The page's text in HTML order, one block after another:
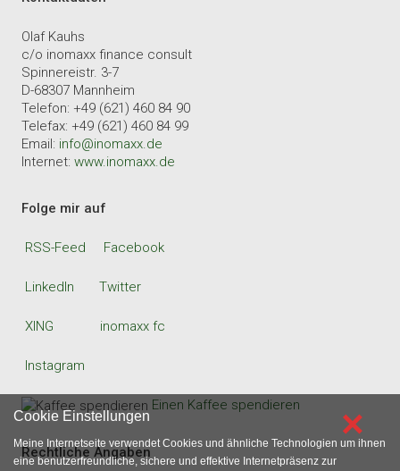
Olaf Kauhs
c/o inomaxx finance consult
Spinnereistr. 3-7
D-68307 Mannheim
Telefon: +49 (621) 460 84 90
Telefax: +49 (621) 460 84 99
Email:info@inomaxx.de
×
Cookie Einstellungen
Meine Internetseite verwendet Cookies und ähnliche Technologien um ihnen
eine benutzerfreundliche, sichere und effektive Internetpräsenz zur